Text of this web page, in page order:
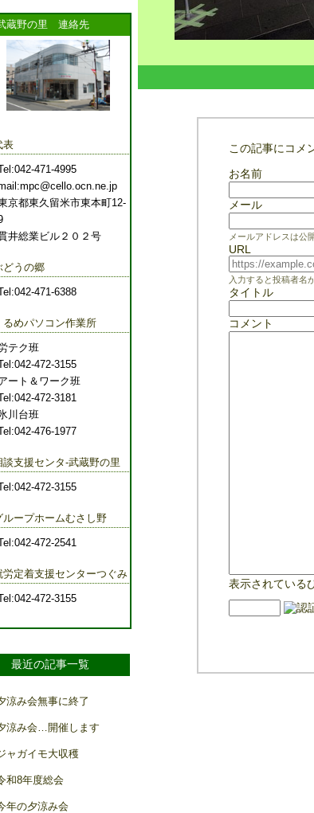
この記事にコメ
お名前
メール
メールアドレスは公
URL
入力すると投稿者名
タイトル
コメント
表示されている
蔵野の里 連絡先
表
471-4995
京都東久留米市東本町12-
井総業ビル２０２号
どうの郷
471-6388
るめパソコン作業所
テク班
472-3155
ート＆ワーク班
472-3181
川台班
476-1977
談支援センタ-武蔵野の里
472-3155
ループホームむさし野
472-2541
労定着支援センターつぐみ
472-3155
最近の記事一覧
涼み会無事に終了
涼み会…開催します
ャガイモ大収穫
和8年度総会
年の夕涼み会